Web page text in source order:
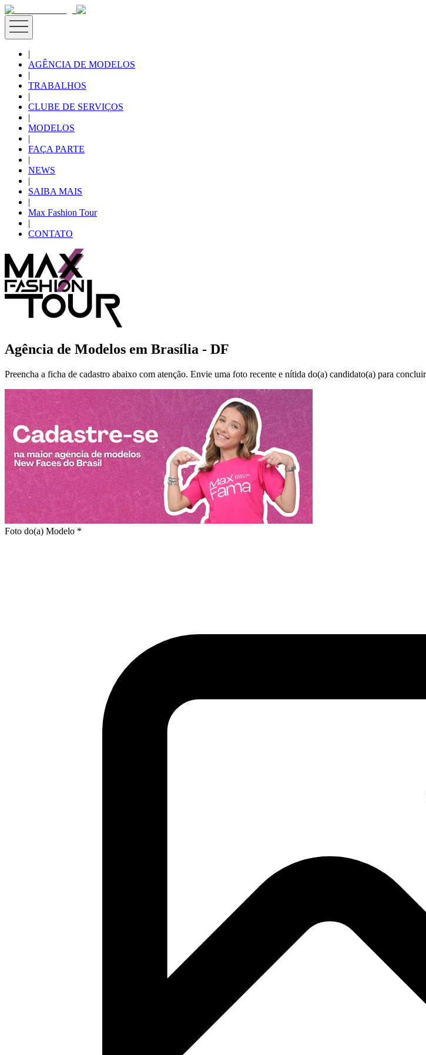
|
AGÊNCIA DE MODELOS
|
TRABALHOS
|
CLUBE DE SERVIÇOS
|
MODELOS
|
FAÇA PARTE
|
NEWS
|
SAIBA MAIS
|
Max Fashion Tour
|
CONTATO
Agência de Modelos em Brasília - DF
Preencha a ficha de cadastro abaixo com atenção. Envie uma foto recente e nítida do(a) candidato(a) para
Foto do(a) Modelo *